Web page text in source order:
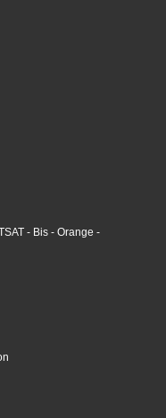
- Bis - Orange -